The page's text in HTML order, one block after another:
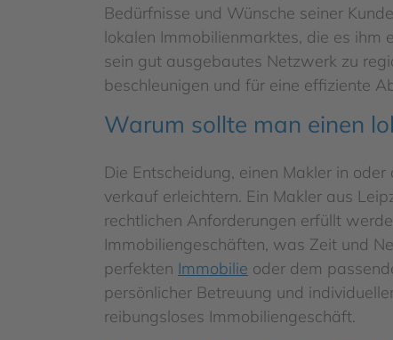
Bedürfnisse und Wünsche seiner
lokalen Immobilienmarktes, die es ihm
sein gut ausgebautes Netzwerk zu
beschleunigen und für eine effiziente
Warum sollte man einen
Die Entscheidung, einen Makler in
verkauf erleichtern. Ein Makler aus
rechtlichen Anforderungen erfüllt
Immobiliengeschäften, was Zeit und
perfekten Immobilie oder dem
persönlicher Betreuung und
reibungsloses Immobiliengeschäft.